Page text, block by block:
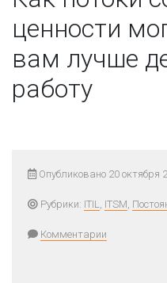
ценности
вам лучше
работу
Опубликовано 20 октября
Рубрики: ITIL, ITSM,
Комментарии